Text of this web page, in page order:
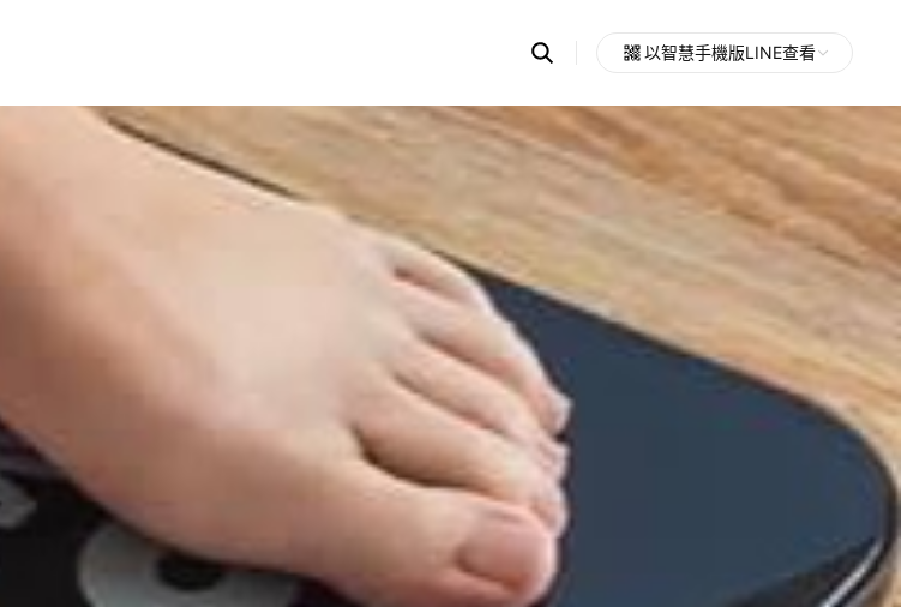
Search
OpenChats
messages
search
area
以智慧手機版LINE查看